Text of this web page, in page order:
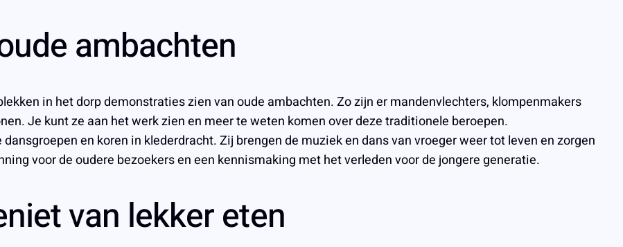
ambachten
in het dorp demonstraties zien van oude ambachten. Zo zijn er mandenvlechters, klompenmakers
Je kunt ze aan het werk zien en meer te weten komen over deze traditionele beroepen.
en koren in klederdracht. Zij brengen de muziek en dans van vroeger weer tot leven en zorgen
voor de oudere bezoekers en een kennismaking met het verleden voor de jongere generatie.
van lekker eten